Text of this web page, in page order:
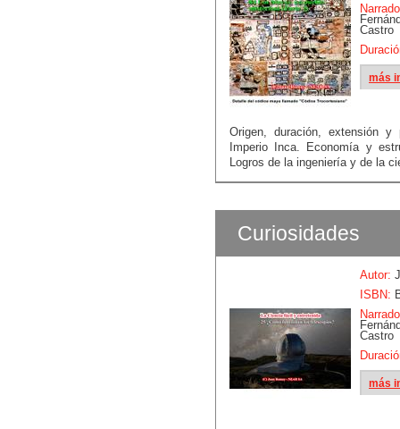
Castro
más
Origen, duración, extensión y
Imperio Inca. Economía y
Logros de la ingeniería y de la
Curiosidades
Autor:
ISBN:
Castro
más